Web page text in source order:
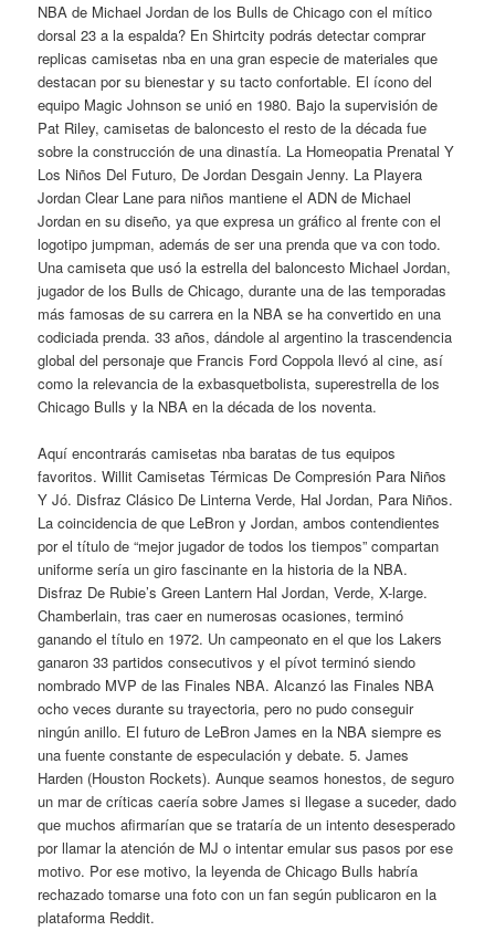
NBA de Michael Jordan de los Bulls de Chicago con el mítico
dorsal 23 a la espalda? En Shirtcity podrás detectar comprar
replicas camisetas nba en una gran especie de materiales que
destacan por su bienestar y su tacto confortable. El ícono del
equipo Magic Johnson se unió en 1980. Bajo la supervisión de
Pat Riley, camisetas de baloncesto el resto de la década fue
sobre la construcción de una dinastía. La Homeopatia Prenatal Y
Los Niños Del Futuro, De Jordan Desgain Jenny. La Playera
Jordan Clear Lane para niños mantiene el ADN de Michael
Jordan en su diseño, ya que expresa un gráfico al frente con el
logotipo jumpman, además de ser una prenda que va con todo.
Una camiseta que usó la estrella del baloncesto Michael Jordan,
jugador de los Bulls de Chicago, durante una de las temporadas
más famosas de su carrera en la NBA se ha convertido en una
codiciada prenda. 33 años, dándole al argentino la trascendencia
global del personaje que Francis Ford Coppola llevó al cine, así
como la relevancia de la exbasquetbolista, superestrella de los
Chicago Bulls y la NBA en la década de los noventa.
Aquí encontrarás camisetas nba baratas de tus equipos
favoritos. Willit Camisetas Térmicas De Compresión Para Niños
Y Jó. Disfraz Clásico De Linterna Verde, Hal Jordan, Para Niños.
La coincidencia de que LeBron y Jordan, ambos contendientes
por el título de “mejor jugador de todos los tiempos” compartan
uniforme sería un giro fascinante en la historia de la NBA.
Disfraz De Rubie’s Green Lantern Hal Jordan, Verde, X-large.
Chamberlain, tras caer en numerosas ocasiones, terminó
ganando el título en 1972. Un campeonato en el que los Lakers
ganaron 33 partidos consecutivos y el pívot terminó siendo
nombrado MVP de las Finales NBA. Alcanzó las Finales NBA
ocho veces durante su trayectoria, pero no pudo conseguir
ningún anillo. El futuro de LeBron James en la NBA siempre es
una fuente constante de especulación y debate. 5. James
Harden (Houston Rockets). Aunque seamos honestos, de seguro
un mar de críticas caería sobre James si llegase a suceder, dado
que muchos afirmarían que se trataría de un intento desesperado
por llamar la atención de MJ o intentar emular sus pasos por ese
motivo. Por ese motivo, la leyenda de Chicago Bulls habría
rechazado tomarse una foto con un fan según publicaron en la
plataforma Reddit.